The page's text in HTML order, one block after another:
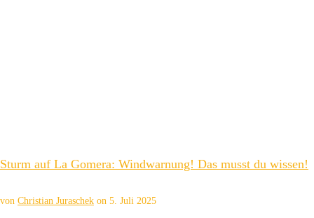
Sturm auf La Gomera: Windwarnung! Das musst du wissen!
von Christian Juraschek on 5. Juli 2025